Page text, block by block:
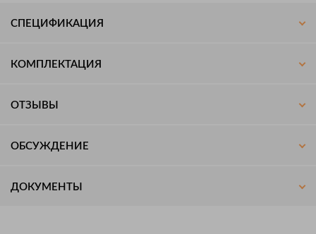
СПЕЦИФИКАЦИЯ
КОМПЛЕКТАЦИЯ
ОТЗЫВЫ
ОБСУЖДЕНИЕ
ДОКУМЕНТЫ